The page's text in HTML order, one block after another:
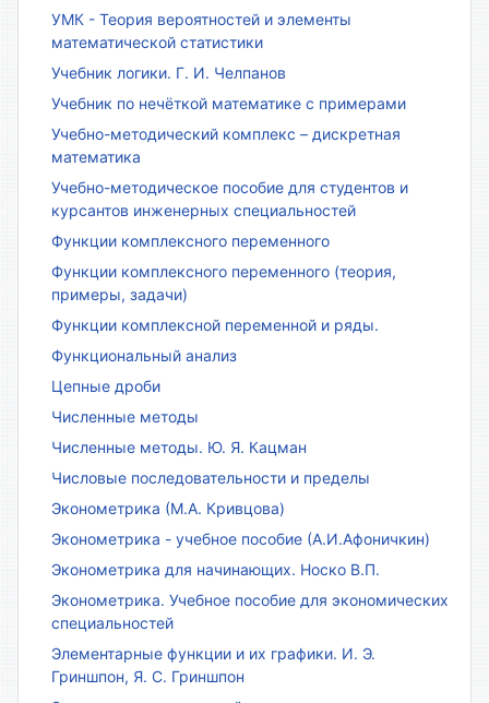
УМК - Теория вероятностей и элементы
математической статистики
Учебник логики. Г. И. Челпанов
Учебник по нечёткой математике с примерами
Учебно-методический комплекс – дискретная
математика
Учебно-методическое пособие для студентов и
курсантов инженерных специальностей
Функции комплексного переменного
Функции комплексного переменного (теория,
примеры, задачи)
Функции комплексной переменной и ряды.
Функциональный анализ
Цепные дроби
Численные методы
Численные методы. Ю. Я. Кацман
Числовые последовательности и пределы
Эконометрика (М.А. Кривцова)
Эконометрика - учебное пособие (А.И.Афоничкин)
Эконометрика для начинающих. Носко В.П.
Эконометрика. Учебное пособие для экономических
специальностей
Элементарные функции и их графики. И. Э.
Гриншпон, Я. С. Гриншпон